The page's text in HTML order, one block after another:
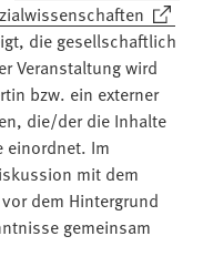
die gesellschaftlich
Veranstaltung wird
bzw. ein externer
die/der die Inhalte
einordnet. Im
mit dem
dem Hintergrund
gemeinsam